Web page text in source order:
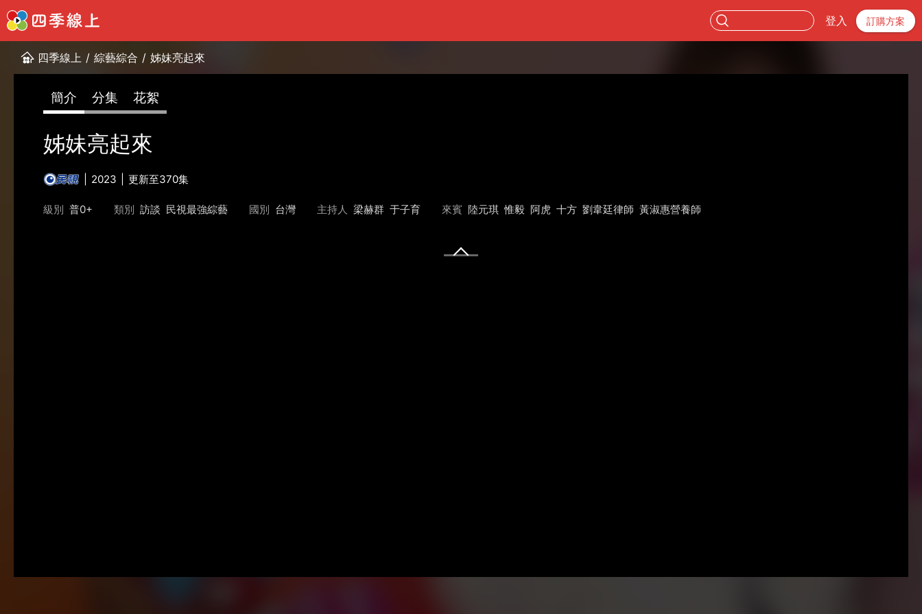
登入 訂購方案
四季線上 / 綜藝綜合 / 姊妹亮起來
簡介 分集 花絮
姊妹亮起來
2023 更新至370集
級別 普0+ 類別 訪談 民視最強綜藝 國別 台灣 主持人 梁赫群 于子育 來賓 陸元琪 惟毅 阿虎 十方 劉韋廷律師 黃淑惠營養師